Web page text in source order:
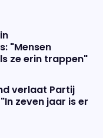
"Mensen
ze erin trappen"
verlaat Partij
zeven jaar is er